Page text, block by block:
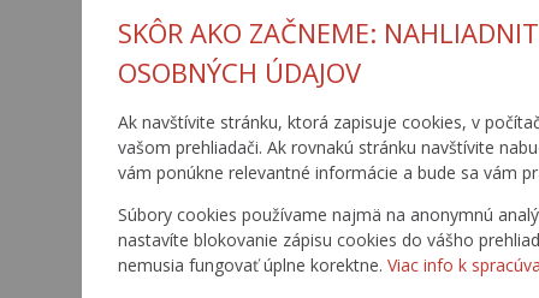
SKÔR AKO ZAČNEME:
OSOBNÝCH ÚDAJOV
Ak navštívite stránku, ktorá zapisuje cookies, v
vašom prehliadači. Ak rovnakú stránku navštívite
vám ponúkne relevantné informácie a bude sa vám
Súbory cookies používame najmä na anonymnú
nastavíte blokovanie zápisu cookies do vášho
nemusia fungovať úplne korektne. Viac info k